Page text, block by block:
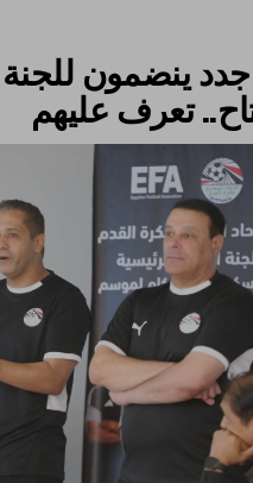
ينضمون
تعرف عليهم